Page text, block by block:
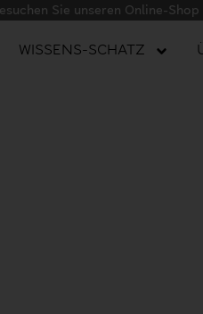
Sie unseren Online-
WISSENS-SCHATZ